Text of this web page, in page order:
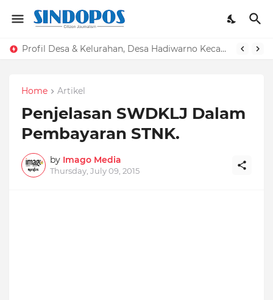
Profil Desa & Kelurahan, Desa Hadiwarno Kecamatan Ngadirojo Kabupaten Pacitan
Home Artikel
Penjelasan SWDKLJ Dalam
Pembayaran STNK.
by Imago Media
Thursday, July 09, 2015